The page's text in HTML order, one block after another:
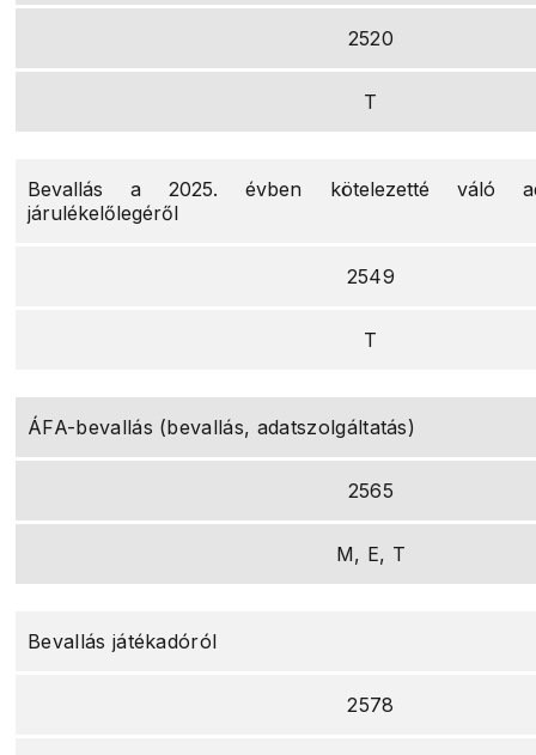
2520
T
Bevallás a 2025. évben kötelezetté váló
járulékelőlegéről
2549
T
ÁFA-bevallás (bevallás, adatszolgáltatás)
2565
M, E, T
Bevallás játékadóról
2578